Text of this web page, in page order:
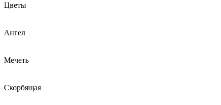
Цветы
Ангел
Мечеть
Скорбящая